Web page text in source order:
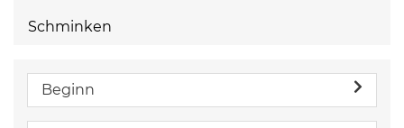
Schminken
Beginn